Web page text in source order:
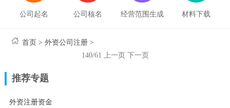
公司起名 公司核名 经营范围生成 材料下载
首页 >外资公司注册 >
140/61
上一页 下一页
推荐专题
外资注册资金